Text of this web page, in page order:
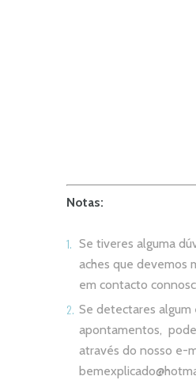
Notas:
Se tiveres alguma
aches que devemos
em contacto
Se detectares algum
apontamentos,
através do nosso e-